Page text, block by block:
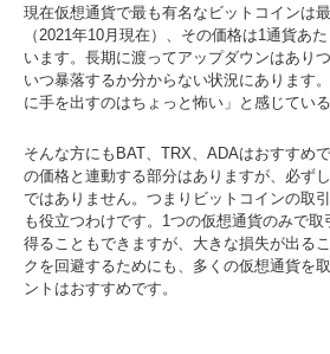
現在仮想通貨で最も有名なビットコインは
（2021年10月現在）、その価格は1通貨あ
います。長期に渡ってアップダウンはあり
いつ暴落するか分からない状況にあります
に手を出すのはちょっと怖い」と感じてい
そんな方にもBAT、TRX、ADAはおすすめ
の価格と連動する部分はありますが、必ず
ではありません。つまりビットコインの取
も役立つわけです。1つの仮想通貨のみで
得ることもできますが、大きな損失が出る
クを回避するためにも、多くの仮想通貨を
ントはおすすめです。